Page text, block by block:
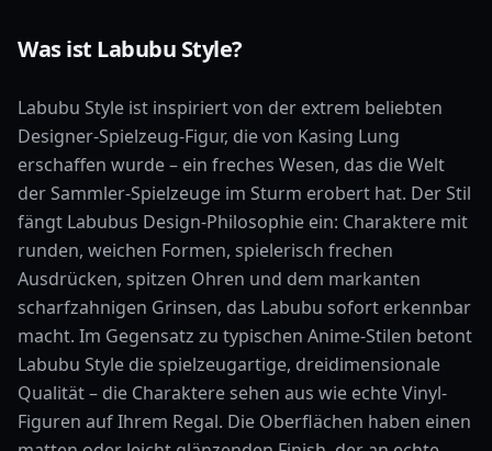
Was ist Labubu Style?
Labubu Style ist inspiriert von der extrem beliebten
Designer-Spielzeug-Figur, die von Kasing Lung
erschaffen wurde – ein freches Wesen, das die Welt
der Sammler-Spielzeuge im Sturm erobert hat. Der Stil
fängt Labubus Design-Philosophie ein: Charaktere mit
runden, weichen Formen, spielerisch frechen
Ausdrücken, spitzen Ohren und dem markanten
scharfzahnigen Grinsen, das Labubu sofort erkennbar
macht. Im Gegensatz zu typischen Anime-Stilen betont
Labubu Style die spielzeugartige, dreidimensionale
Qualität – die Charaktere sehen aus wie echte Vinyl-
Figuren auf Ihrem Regal. Die Oberflächen haben einen